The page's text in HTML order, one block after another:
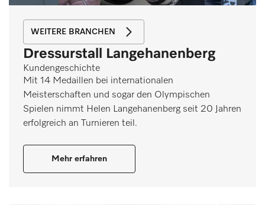
WEITERE BRANCHEN
Dressurstall Langehanenberg
Kundengeschichte
Mit 14 Medaillen bei internationalen
Meisterschaften und sogar den Olympischen
Spielen nimmt Helen Langehanenberg seit 20 Jahren
erfolgreich an Turnieren teil.
Mehr erfahren